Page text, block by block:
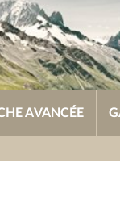
AVANCÉE